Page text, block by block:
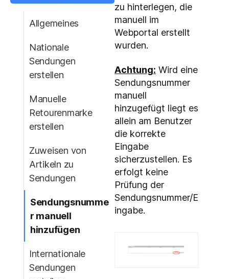
Allgemeines
Nationale
Sendungen
erstellen
Manuelle
Retourenmarke
erstellen
Zuweisen von
Artikeln zu
Sendungen
Sendungsnumme
r manuell
hinzufügen
Internationale
Sendungen
zu hinterlegen, die
manuell im
Webportal erstellt
wurden.
Achtung: Wird eine
Sendungsnummer
manuell
hinzugefügt liegt es
allein am Benutzer
die korrekte
Eingabe
sicherzustellen. Es
erfolgt keine
Prüfung der
Sendungsnummer/E
ingabe.